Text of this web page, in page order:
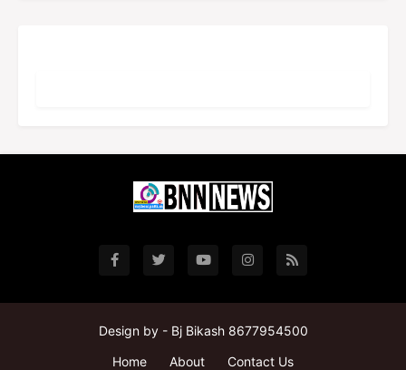
Design by - Bj Bikash 8677954500
Home
About Contact Us